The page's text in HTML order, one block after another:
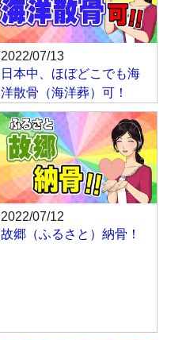
2022/07/13
日本中、ほぼどこでも海
洋散骨（海洋葬）可！
2022/07/12
故郷（ふるさと）納骨！